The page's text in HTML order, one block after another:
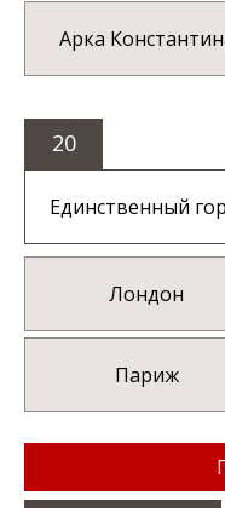
Арка
20
Единственный
Лондон
Париж